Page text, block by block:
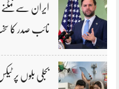
ایران سے نمٹنے
نائب صدر کا